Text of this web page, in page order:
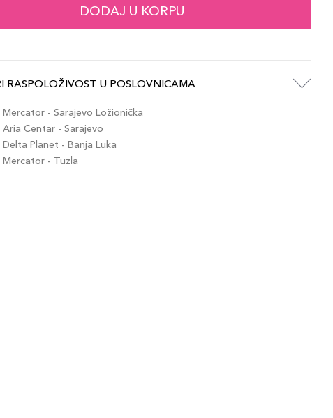
DODAJ U KORPU
RASPOLOŽIVOST U POSLOVNICAMA
Mercator - Sarajevo Ložionička
Aria Centar - Sarajevo
Delta Planet - Banja Luka
Mercator - Tuzla